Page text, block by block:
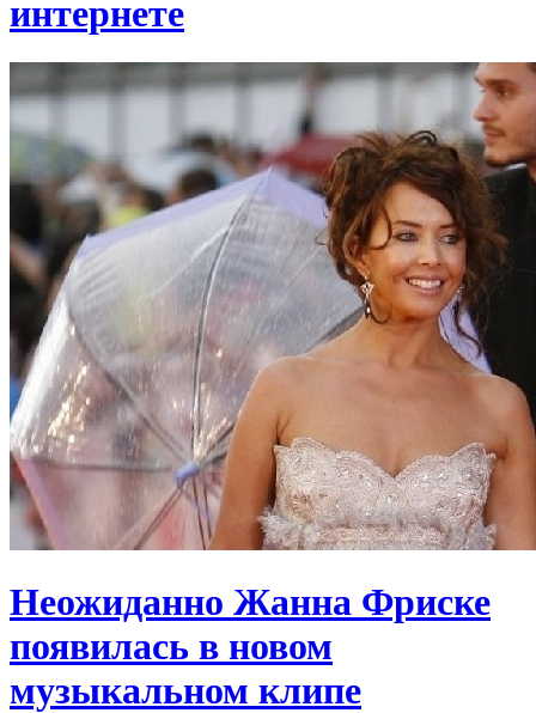
интернете
Неожиданно Жанна Фриске
появилась в новом
музыкальном клипе